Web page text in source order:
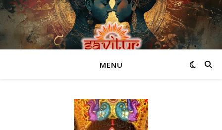
MENU